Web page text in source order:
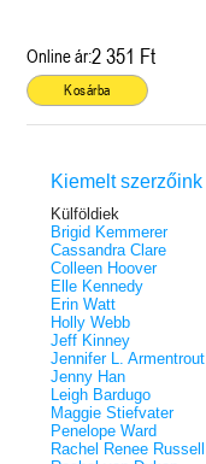
Online ár:2 351 Ft
Kosárba
Kiemelt szerzőink
Külföldiek
Brigid Kemmerer
Cassandra Clare
Colleen Hoover
Elle Kennedy
Erin Watt
Holly Webb
Jeff Kinney
Jennifer L. Armentrout
Jenny Han
Leigh Bardugo
Maggie Stiefvater
Penelope Ward
Rachel Renee Russell